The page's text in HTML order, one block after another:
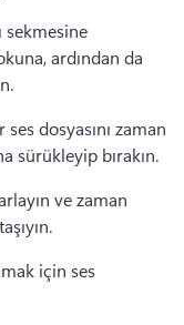
sekmesine
ardından da
dosyasını zaman
sürükleyip bırakın.
ve zaman
için ses